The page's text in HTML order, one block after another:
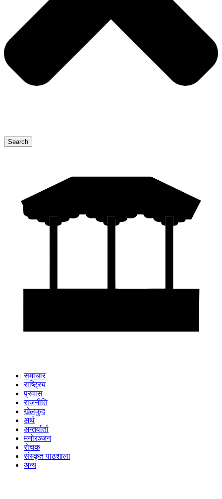
Search
समाचार
राष्ट्रिय
प्रवास
राजनीति
खेलकुद
अर्थ
अन्तर्वार्ता
मनोरञ्जन
रोचक
संस्कृत पाठशाला
अन्य